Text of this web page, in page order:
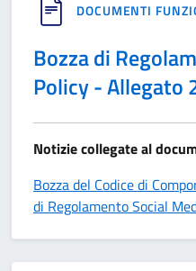
DOCUMENTI
Bozza di
Policy - Allegato
Notizie collegate al
Bozza del Codice di
di Regolamento Social